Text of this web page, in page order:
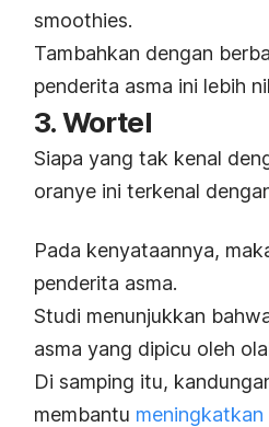
smoothies.
Tambahkan dengan
penderita asma ini lebih
3. Wortel
Siapa yang tak kenal
oranye ini terkenal
Pada kenyataannya,
penderita asma.
Studi menunjukkan
asma yang dipicu oleh
Di samping itu,
membantu